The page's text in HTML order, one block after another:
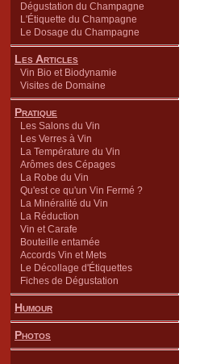
Dégustation du Champagne
L'Étiquette du Champagne
Le Dosage du Champagne
Les Articles
Vin Bio et Biodynamie
Visites de Domaine
Pratique
Les Salons du Vin
Les Verres à Vin
La Température du Vin
Arômes des Cépages
La Robe du Vin
Qu'est ce qu'un Vin Fermé ?
La Minéralité du Vin
La Réduction
Vin et Carafe
Bouteille entamée
Accords Vin et Mets
Le Décollage d'Étiquettes
Fiches de Dégustation
Humour
Photos